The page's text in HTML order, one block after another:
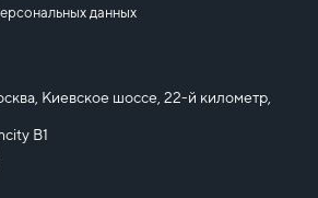
данных
Киевское шоссе, 22-й километр,
B1